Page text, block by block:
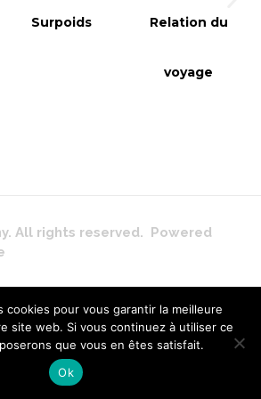
Surpoids Relation du
voyage
All rights reserved. Powered
cookies pour vous garantir la meilleure
site web. Si vous continuez à utiliser ce
que vous en êtes satisfait.
Ok